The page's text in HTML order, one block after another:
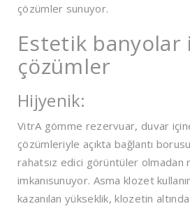
çözümler sunuyor.
Estetik
çözümler
Hijyenik:
VitrA gömme rezervuar, duvar
çözümleriyle açıkta bağlantı
rahatsız edici görüntüler olmadan
imkanısunuyor. Asma klozet
kazanılan yükseklik, klozetin